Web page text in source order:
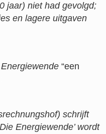
jaar) niet had gevolgd;
en lagere uitgaven
Energiewende “een
) schrijft
Energiewende’ wordt